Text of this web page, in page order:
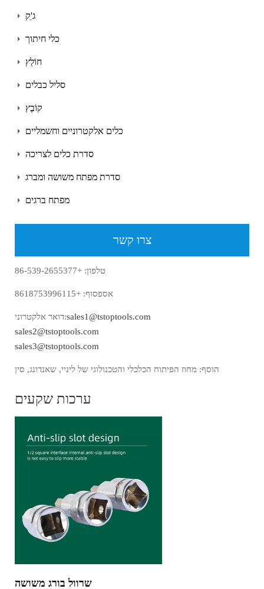
ג'ֵק
כלי חיתוך
חוֹלֵץ
סליל כבלים
קוֹבֶץ
כלים אלקטרוניים וחשמליים
סדרת כלים לצריכה
סדרת מפתח משושה ומברג
מפתח ברגים
צרו קשר
טלפון: +86-539-2655377
אספסוף: +8618753996115
דואר אלקטרוני:sales1@tstoptools.com
sales2@tstoptools.com
sales3@tstoptools.com
הוסף: מחוז הפיתוח הכלכלי והטכנולוגי של ליניי, שאנדונג, סין
ערכות שקעים
שרוול בורג משושה